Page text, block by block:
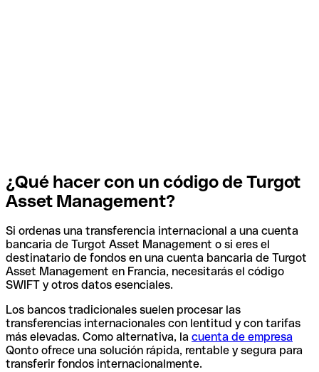
¿Qué hacer con un código de Turgot
Asset Management?
Si ordenas una transferencia internacional a una cuenta
bancaria de Turgot Asset Management o si eres el
destinatario de fondos en una cuenta bancaria de Turgot
Asset Management en Francia, necesitarás el código
SWIFT y otros datos esenciales.
Los bancos tradicionales suelen procesar las
transferencias internacionales con lentitud y con tarifas
más elevadas. Como alternativa, la cuenta de empresa
Qonto ofrece una solución rápida, rentable y segura para
transferir fondos internacionalmente.